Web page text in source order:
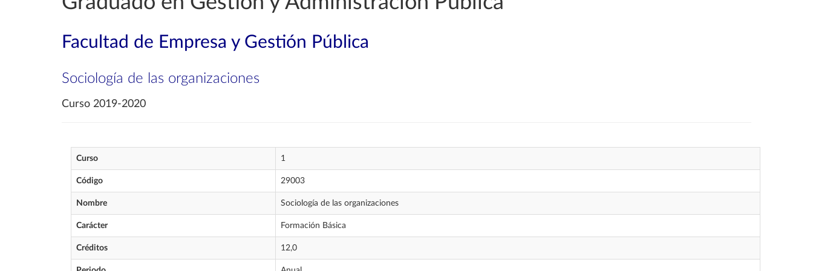
Facultad de Empresa y Gestión Pública
Sociología de las organizaciones
Curso 2019-2020
Curso 1
Código 29003
Nombre Sociología de las organizaciones
Carácter Formación Básica
Créditos 12,0